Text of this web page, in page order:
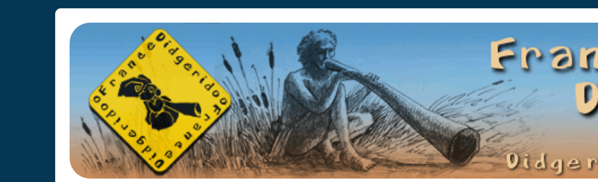
France Didgeridoo
Didgeridoo et Guimbarde sur France Didgeridoo - retrouvez la communauté.